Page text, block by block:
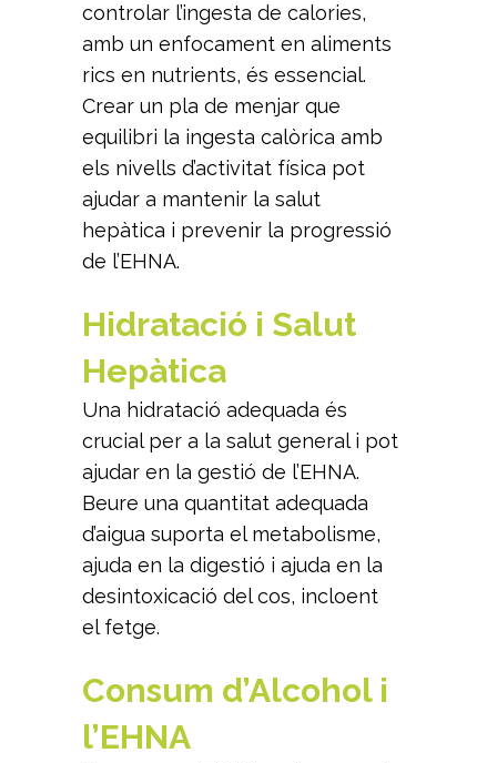
controlar l’ingesta de calories,
amb un enfocament en aliments
rics en nutrients, és essencial.
Crear un pla de menjar que
equilibri la ingesta calòrica amb
els nivells d’activitat física pot
ajudar a mantenir la salut
hepàtica i prevenir la progressió
de l’EHNA.
Hidratació i Salut
Hepàtica
Una hidratació adequada és
crucial per a la salut general i pot
ajudar en la gestió de l’EHNA.
Beure una quantitat adequada
d’aigua suporta el metabolisme,
ajuda en la digestió i ajuda en la
desintoxicació del cos, incloent
el fetge.
Consum d’Alcohol i
l’EHNA